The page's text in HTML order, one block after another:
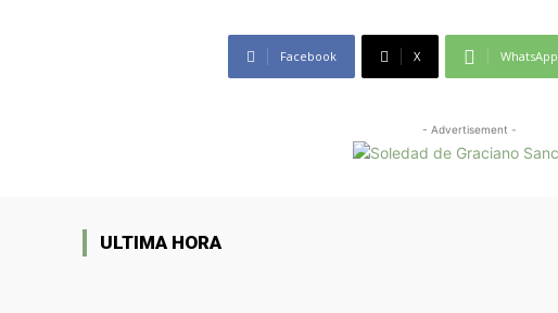
Facebook X WhatsApp
- Advertisement -
ULTIMA HORA